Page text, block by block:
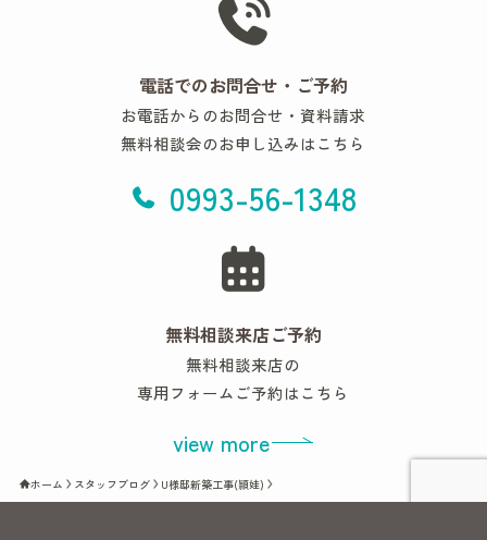
電話でのお問合せ・ご予約
お電話からのお問合せ・資料請求
無料相談会のお申し込みはこちら
0993-56-1348
無料相談来店ご予約
無料相談来店の
専用フォームご予約はこちら
view more
ホーム スタッフブログ U様邸新築工事(頴娃)